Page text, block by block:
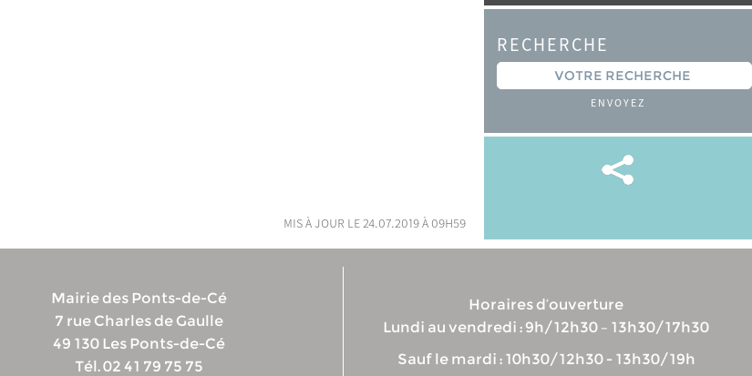
mis à jour le 24.07.2019 à 09h59
RECHERCHE
ENVOYEZ
Mairie des Ponts-de-Cé
7 rue Charles de Gaulle
49 130 Les Ponts-de-Cé
Tél. 02 41 79 75 75
Horaires d’ouverture
Lundi au vendredi : 9h/12h30 – 13h30/17h30
Sauf le mardi : 10h30/12h30 - 13h30/19h